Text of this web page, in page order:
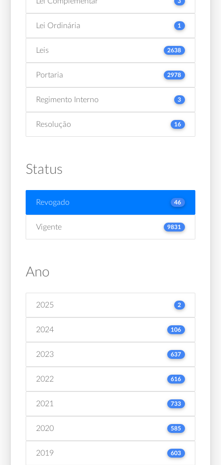
Lei Ordinária 1
Leis 2638
Portaria 2978
Regimento Interno 3
Resolução 16
Status
Revogado 46
Vigente 9831
Ano
2025 2
2024 106
2023 637
2022 616
2021 733
2020 585
2019 603